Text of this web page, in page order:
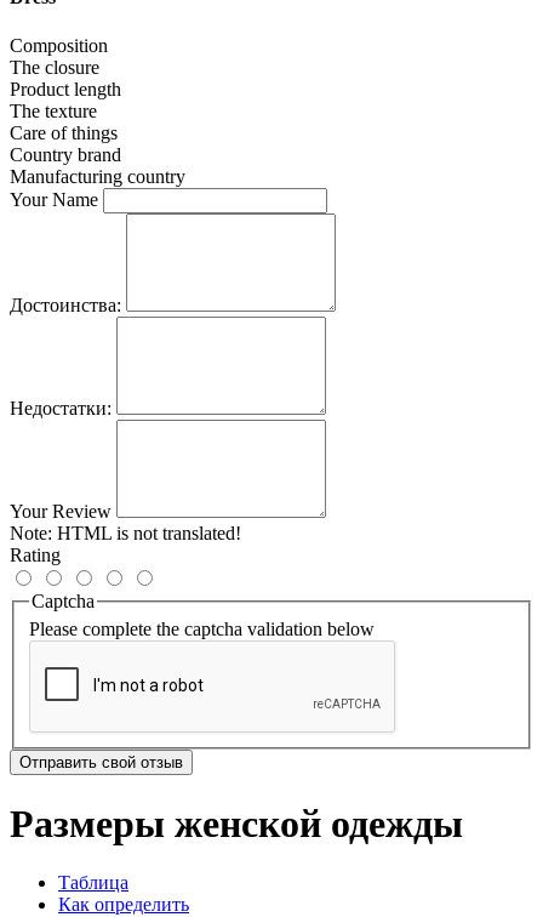
Composition
The closure
Product length
The texture
Care of things
Country brand
Manufacturing country
Your Name
Достоинства:
Недостатки:
Your Review
Note: HTML is not translated!
Rating
Captcha
Please complete the captcha validation below
Отправить свой отзыв
Размеры женской одежды
Таблица
Как определить